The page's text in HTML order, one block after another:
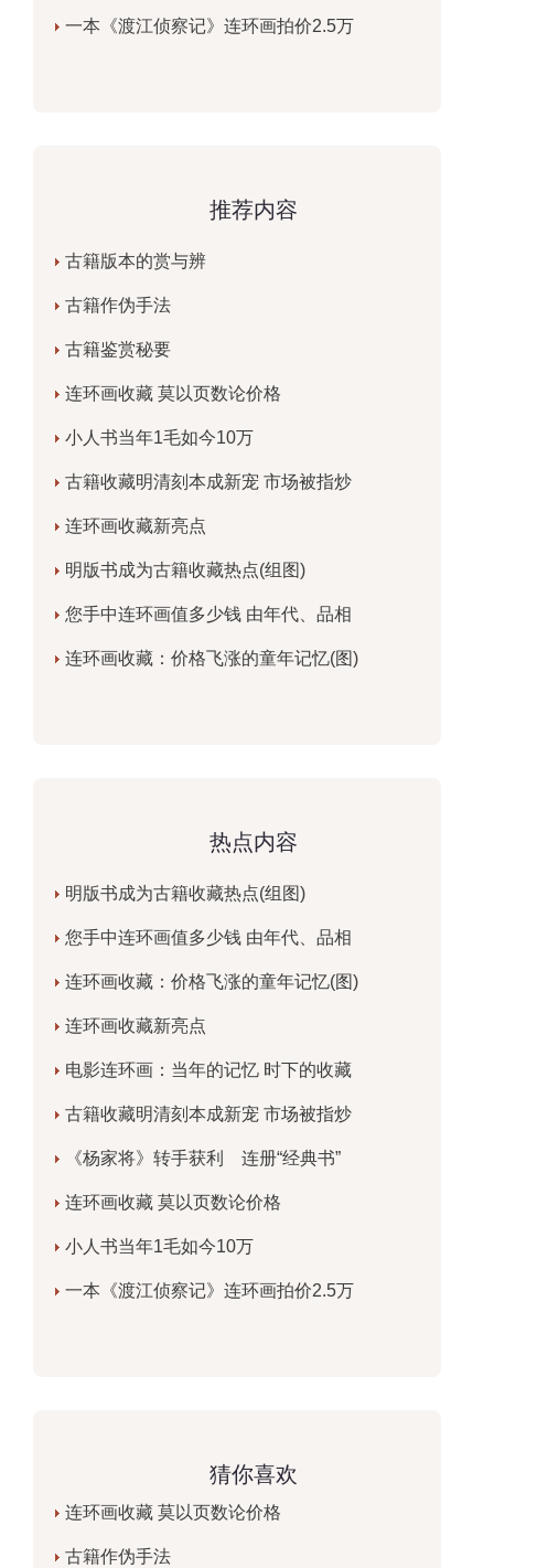
一本《渡江侦察记》连环画拍价2.5万
推荐内容
古籍版本的赏与辨
古籍作伪手法
古籍鉴赏秘要
连环画收藏 莫以页数论价格
小人书当年1毛如今10万
古籍收藏明清刻本成新宠 市场被指炒
连环画收藏新亮点
明版书成为古籍收藏热点(组图)
您手中连环画值多少钱 由年代、品相
连环画收藏：价格飞涨的童年记忆(图)
热点内容
明版书成为古籍收藏热点(组图)
您手中连环画值多少钱 由年代、品相
连环画收藏：价格飞涨的童年记忆(图)
连环画收藏新亮点
电影连环画：当年的记忆 时下的收藏
古籍收藏明清刻本成新宠 市场被指炒
《杨家将》转手获利 连册“经典书”
连环画收藏 莫以页数论价格
小人书当年1毛如今10万
一本《渡江侦察记》连环画拍价2.5万
猜你喜欢
连环画收藏 莫以页数论价格
古籍作伪手法